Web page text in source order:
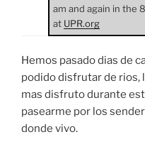
am and again in the
at UPR.org
Hemos pasado dias de
podido disfrutar de rios,
mas disfruto durante
pasearme por los
donde vivo.